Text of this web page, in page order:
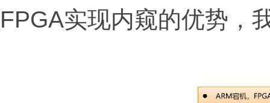
FPGA实现内窥的优势，